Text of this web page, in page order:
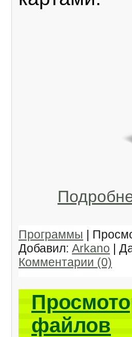
Программы |
Добавил: Arkano |
Комментарии (0)
файлов